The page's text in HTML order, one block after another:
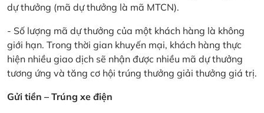
dự thưởng (mã dự thưởng là mã MTCN).
- Số lượng mã dự thưởng của một khách hàng là không
giới hạn. Trong thời gian khuyến mại, khách hàng thực
hiện nhiều giao dịch sẽ nhận được nhiều mã dự thưởng
tương ứng và tăng cơ hội trúng thưởng giải thưởng giá trị.
Gửi tiền – Trúng xe điện